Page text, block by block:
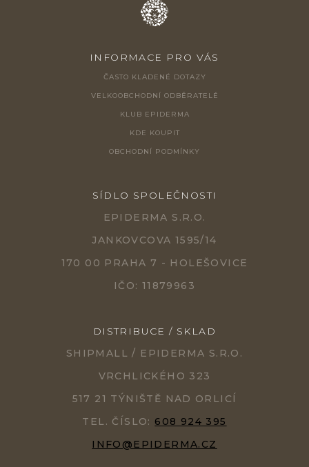
INFORMACE PRO VÁS
ČASTO KLADENÉ DOTAZY
VELKOOBCHODNÍ ODBĚRATELÉ
KLUB EPIDERMA
KDE KOUPIT
OBCHODNÍ PODMÍNKY
SÍDLO SPOLEČNOSTI
EPIDERMA S.R.O.
JANKOVCOVA 1595/14
170 00 PRAHA 7 - HOLEŠOVICE
IČO: 11879963
DISTRIBUCE / SKLAD
SHIPMALL / EPIDERMA S.R.O.
VRCHLICKÉHO 323
517 21 TÝNIŠTĚ NAD ORLICÍ
TEL. ČÍSLO: 608 924 395
INFO@EPIDERMA.CZ